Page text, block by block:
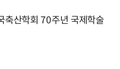
산학회 70주년 국제학술